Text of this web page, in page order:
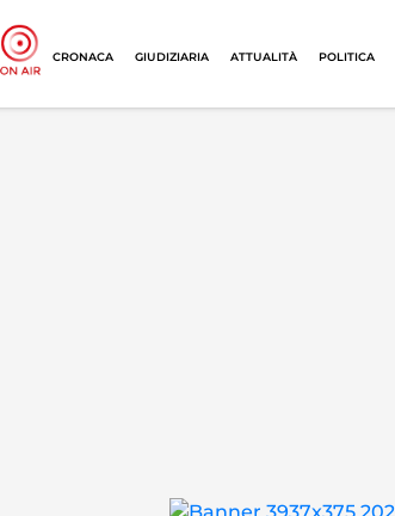
CRONACA GIUDIZIARIA ATTUALITÀ POLITICA